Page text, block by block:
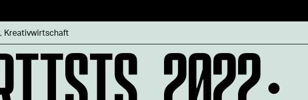
, Kreativwirtschaft 2022: